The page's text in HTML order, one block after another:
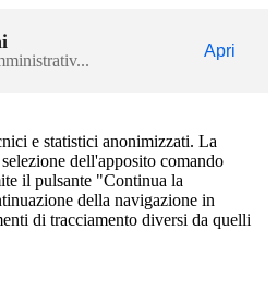
Apri
e statistici anonimizzati. La
dell'apposito comando
il pulsante "Continua la
della navigazione in
di tracciamento diversi da quelli